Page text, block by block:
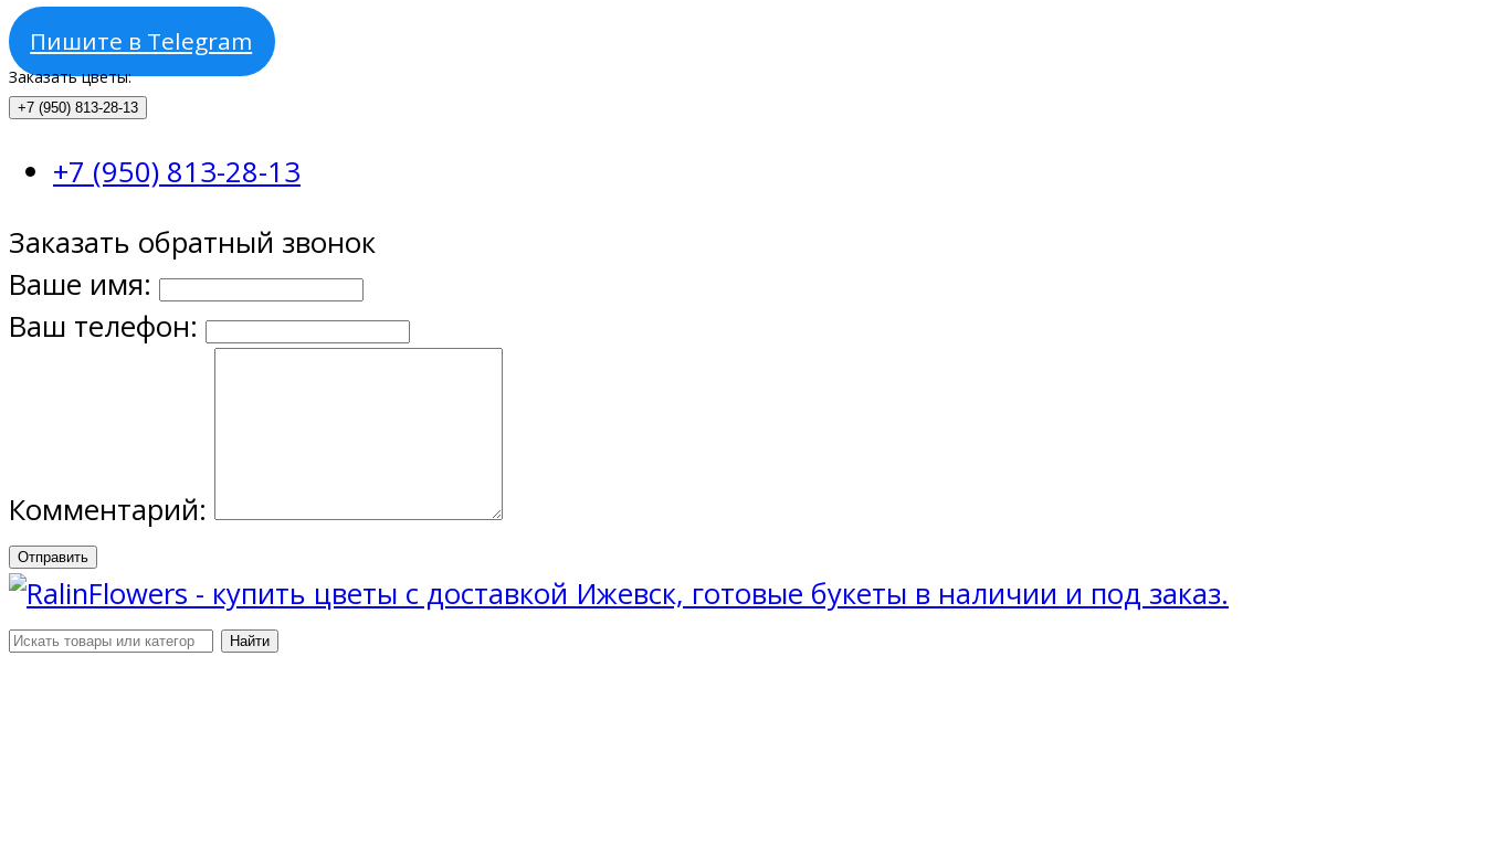
Пишите в Telegram
Заказать цветы:
+7 (950) 813-28-13
+7 (950) 813-28-13
Заказать обратный звонок
Ваше имя:
Ваш телефон:
Комментарий:
Отправить
Найти